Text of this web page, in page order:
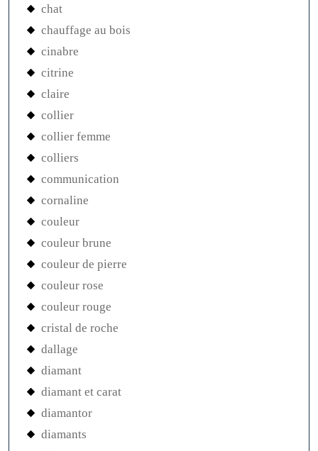
chat
chauffage au bois
cinabre
citrine
claire
collier
collier femme
colliers
communication
cornaline
couleur
couleur brune
couleur de pierre
couleur rose
couleur rouge
cristal de roche
dallage
diamant
diamant et carat
diamantor
diamants